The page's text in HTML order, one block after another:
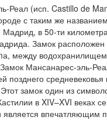
Реал (исп. Castillo de
с таким же
Мадрид, в 50-ти
Замок
между
Мансанарес-эль-
позднего средневековья
замок один из
в XIV–XVI веках
впечатляющим